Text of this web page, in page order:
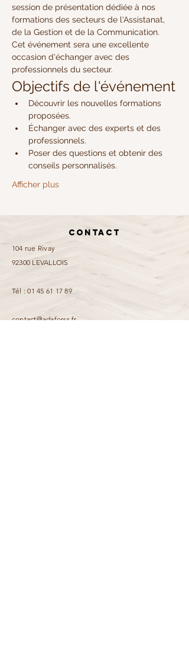
session de présentation dédiée à nos
formations des secteurs de l'Assistanat,
de la Gestion et de la Communication.
Cet événement sera une excellente
occasion d'échanger avec des
professionnels du secteur.
Objectifs de l'événement
Découvrir les nouvelles formations
proposées.
Échanger avec des experts et des
professionnels.
Poser des questions et obtenir des
conseils personnalisés.
Afficher plus
Contact
104 rue Rivay
92300 LEVALLOIS
Tél :01 45 61 17 89
contact@adaforss.fr